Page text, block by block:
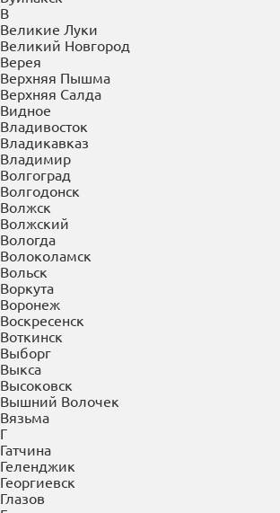
Братск
Бронницы
Брянск
Бугульма
Бугуруслан
Будённовск
Бузулук
Буйнакск
В
Великие Луки
Великий Новгород
Верея
Верхняя Пышма
Верхняя Салда
Видное
Владивосток
Владикавказ
Владимир
Волгоград
Волгодонск
Волжск
Волжский
Вологда
Волоколамск
Вольск
Воркута
Воронеж
Воскресенск
Воткинск
Выборг
Выкса
Высоковск